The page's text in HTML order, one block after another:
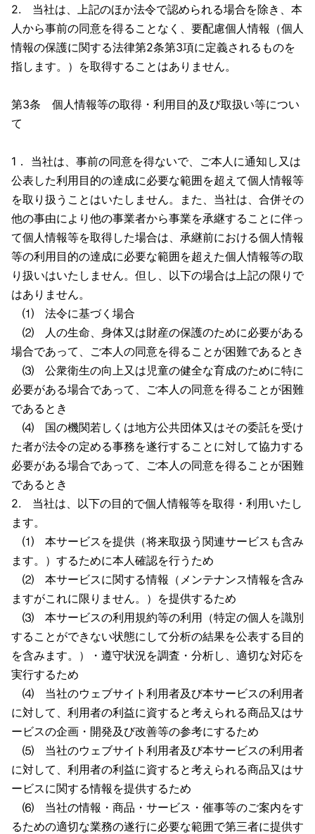
2. 当社は、上記のほか法令で認められる場合を除き、本
人から事前の同意を得ることなく、要配慮個人情報（個人
情報の保護に関する法律第2条第3項に定義されるものを
指します。）を取得することはありません。
第3条 個人情報等の取得・利用目的及び取扱い等につい
て
1． 当社は、事前の同意を得ないで、ご本人に通知し又は
公表した利用目的の達成に必要な範囲を超えて個人情報等
を取り扱うことはいたしません。また、当社は、合併その
他の事由により他の事業者から事業を承継することに伴っ
て個人情報等を取得した場合は、承継前における個人情報
等の利用目的の達成に必要な範囲を超えた個人情報等の取
り扱いはいたしません。但し、以下の場合は上記の限りで
はありません。
⑴ 法令に基づく場合
⑵ 人の生命、身体又は財産の保護のために必要がある
場合であって、ご本人の同意を得ることが困難であるとき
⑶ 公衆衛生の向上又は児童の健全な育成のために特に
必要がある場合であって、ご本人の同意を得ることが困難
であるとき
⑷ 国の機関若しくは地方公共団体又はその委託を受け
た者が法令の定める事務を遂行することに対して協力する
必要がある場合であって、ご本人の同意を得ることが困難
であるとき
2. 当社は、以下の目的で個人情報等を取得・利用いたし
ます。
⑴ 本サービスを提供（将来取扱う関連サービスも含み
ます。）するために本人確認を行うため
⑵ 本サービスに関する情報（メンテナンス情報を含み
ますがこれに限りません。）を提供するため
⑶ 本サービスの利用規約等の利用（特定の個人を識別
することができない状態にして分析の結果を公表する目的
を含みます。）・遵守状況を調査・分析し、適切な対応を
実行するため
⑷ 当社のウェブサイト利用者及び本サービスの利用者
に対して、利用者の利益に資すると考えられる商品又はサ
ービスの企画・開発及び改善等の参考にするため
⑸ 当社のウェブサイト利用者及び本サービスの利用者
に対して、利用者の利益に資すると考えられる商品又はサ
ービスに関する情報を提供するため
⑹ 当社の情報・商品・サービス・催事等のご案内をす
るための適切な業務の遂行に必要な範囲で第三者に提供す